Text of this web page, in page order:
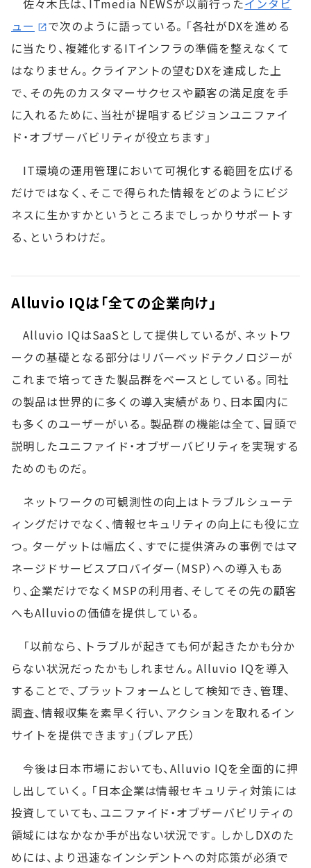
佐々木氏は、ITmedia NEWSが以前行ったインタビ
ュー
で次のように語っている。「各社がDXを進める
に当たり、複雑化するITインフラの準備を整えなくて
はなりません。クライアントの望むDXを達成した上
で、その先のカスタマーサクセスや顧客の満足度を手
に入れるために、当社が提唱するビジョンユニファイ
ド・オブザーバビリティが役立ちます」
IT環境の運用管理において可視化する範囲を広げる
だけではなく、そこで得られた情報をどのようにビジ
ネスに生かすかというところまでしっかりサポートす
る、というわけだ。
Alluvio IQは「全ての企業向け」
Alluvio IQはSaaSとして提供しているが、ネットワ
ークの基礎となる部分はリバーベッドテクノロジーが
これまで培ってきた製品群をベースとしている。同社
の製品は世界的に多くの導入実績があり、日本国内に
も多くのユーザーがいる。製品群の機能は全て、冒頭で
説明したユニファイド・オブザーバビリティを実現する
ためのものだ。
ネットワークの可観測性の向上はトラブルシューテ
ィングだけでなく、情報セキュリティの向上にも役に立
つ。ターゲットは幅広く、すでに提供済みの事例ではマ
ネージドサービスプロバイダー（MSP）への導入もあ
り、企業だけでなくMSPの利用者、そしてその先の顧客
へもAlluvioの価値を提供している。
「以前なら、トラブルが起きても何が起きたかも分か
らない状況だったかもしれません。Alluvio IQを導入
することで、プラットフォームとして検知でき、管理、
調査、情報収集を素早く行い、アクションを取れるイン
サイトを提供できます」（ブレア氏）
今後は日本市場においても、Alluvio IQを全面的に押
し出していく。「日本企業は情報セキュリティ対策には
投資していても、ユニファイド・オブザーバビリティの
領域にはなかなか手が出ない状況です。しかしDXのた
めには、より迅速なインシデントへの対応策が必須で